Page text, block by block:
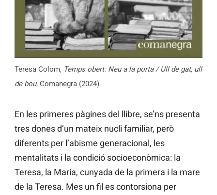
Teresa Colom, Temps obert: Neu a la porta / Ull de gat, ull
de bou, Comanegra (2024)
En les primeres pàgines del llibre, se’ns presenta
tres dones d’un mateix nucli familiar, però
diferents per l’abisme generacional, les
mentalitats i la condició socioeconòmica: la
Teresa, la Maria, cunyada de la primera i la mare
de la Teresa. Mes un fil es contorsiona per